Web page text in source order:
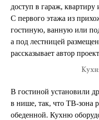
доступ в гараж,
С первого этажа из
гостиную, ванную или
а под лестницей
рассказывает автор
В гостиной установили
в нише, так, что ТВ-зона
обеденной. Кухню